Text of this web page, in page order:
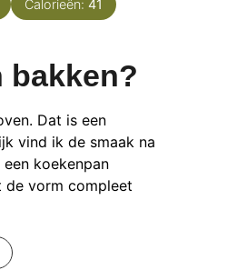
Calorieën: 41
bakken?
Dat is een
vind ik de smaak na
koekenpan
de vorm compleet